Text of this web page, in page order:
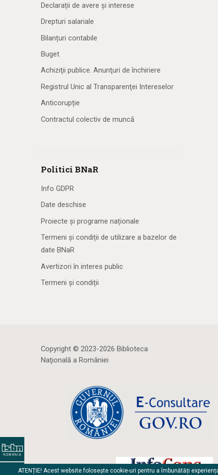
Declarații de avere și interese
Drepturi salariale
Bilanțuri contabile
Buget
Achiziţii publice. Anunţuri de închiriere
Registrul Unic al Transparenţei Intereselor
Anticorupție
Contractul colectiv de muncă
Politici BNaR
Info GDPR
Date deschise
Proiecte și programe naționale
Termeni și condiții de utilizare a bazelor de
date BNaR
Avertizori în interes public
Termeni și condiții
Copyright © 2023-2026 Biblioteca
Naţională a României
ATENȚIE! Acest website folosește cookie-uri pentru a îmbunătăți